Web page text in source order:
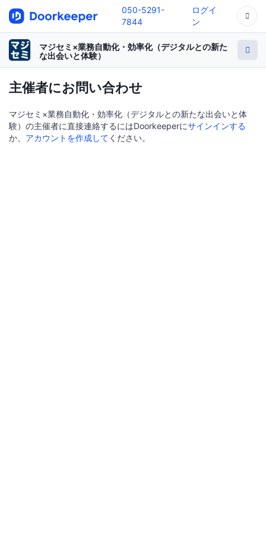
050-5291-
7844
ログイ
ン
マジセミ×業務自動化・効率化（デジタルとの新た
な出会いと体験）
主催者にお問い合わせ
マジセミ×業務自動化・効率化（デジタルとの新たな出会いと体
験）の主催者に直接連絡するにはDoorkeeperにサインインする
か、 アカウントを作成して ください。